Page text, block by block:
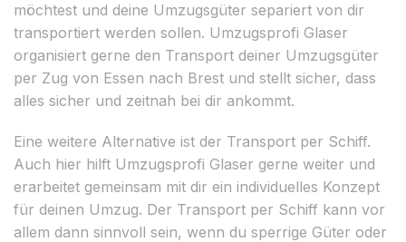
möchtest und deine Umzugsgüter separiert von dir
transportiert werden sollen. Umzugsprofi Glaser
organisiert gerne den Transport deiner Umzugsgüter
per Zug von Essen nach Brest und stellt sicher, dass
alles sicher und zeitnah bei dir ankommt.
Eine weitere Alternative ist der Transport per Schiff.
Auch hier hilft Umzugsprofi Glaser gerne weiter und
erarbeitet gemeinsam mit dir ein individuelles Konzept
für deinen Umzug. Der Transport per Schiff kann vor
allem dann sinnvoll sein, wenn du sperrige Güter oder